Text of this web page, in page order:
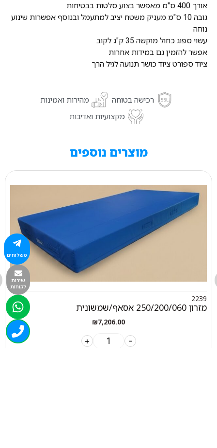
אורך 400 ס"מ מאפשר בצוע סלטות בבטיחות
גובה 10 ס"מ מעניק משטח יציב למתעמל ובנוסף אפשרות שינוע
נוחה
עשוי ספוג כחול מוקשה 35 ק"ג לקוב
אפשר להזמין גם במידות אחרות
ציוד ספורט ציוד כושר תנועה לגיל הרך
רכישה בטוחה
מהירות ואמינות
מקצועיות ואדיבות
מוצרים נוספים
2239
מזרון 250/200/060 אסאף/שמשונית
₪7,206.00
-
+
משלוחים
שירות
לקוחות